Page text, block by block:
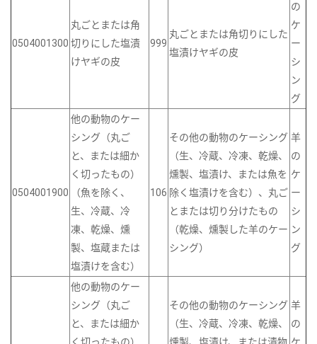
0504001300
丸ごとまたは角
切りにした塩漬
けヤギの皮
999
丸ごとまたは角切りにした
塩漬けヤギの皮
の
ケ
ー
シ
ン
グ
0504001900
他の動物のケー
シング（丸ご
と、または細か
く切ったもの）
（魚を除く、
生、冷蔵、冷
凍、乾燥、燻
製、塩蔵または
塩漬けを含む）
106
その他の動物のケーシング
（生、冷蔵、冷凍、乾燥、
燻製、塩漬け、または魚を
除く塩漬けを含む）、丸ご
とまたは切り分けたもの
（乾燥、燻製した羊のケー
シング）
羊
の
ケ
ー
シ
ン
グ
他の動物のケー
シング（丸ご
と、または細か
その他の動物のケーシング
（生、冷蔵、冷凍、乾燥、
羊
の